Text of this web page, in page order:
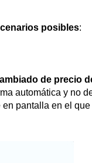
posibles:
de precio
automática y no
pantalla en el